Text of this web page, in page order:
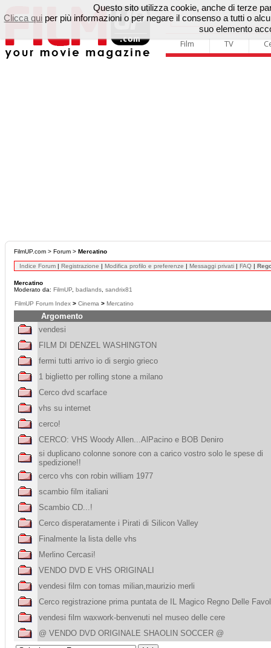
Film TV
FilmUP.com > Forum > Mercatino
Indice Forum | Registrazione | Modifica profilo e preferenze | Messaggi privati | FAQ |
Mercatino
Moderato da: FilmUP badlands sandrix81
FilmUP Forum Index > Cinema > Mercatino
Argomento
vendesi
FILM DI DENZEL WASHINGTON
fermi tutti arrivo io di sergio grieco
1 biglietto per rolling stone a milano
Cerco dvd scarface
vhs su internet
cerco!
CERCO: VHS Woody Allen...AlPacino e BOB Deniro
si duplicano colonne sonore con a carico vostro solo le spese di
spedizione!!
cerco vhs con robin william 1977
scambio film italiani
Scambio CD...!
Cerco disperatamente i Pirati di Silicon Valley
Finalmente la lista delle vhs
Merlino Cercasi!
VENDO DVD E VHS ORIGINALI
vendesi film con tomas milian,maurizio merli
Cerco registrazione prima puntata de IL Magico Regno Delle
vendesi film waxwork-benvenuti nel museo delle cere
@ VENDO DVD ORIGINALE SHAOLIN SOCCER @
Questo sito utilizza cookie, anche di terze
Clicca qui per più informazioni o per negare il consenso a tutti o
suo elemento